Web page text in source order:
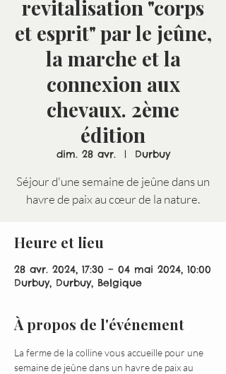
revitalisation "corps
et esprit" par le jeûne,
la marche et la
connexion aux
chevaux. 2ème
édition
dim. 28 avr.
  |
Durbuy
Séjour d'une semaine de jeûne dans un
havre de paix au cœur de la nature.
Heure et lieu
28 avr. 2024, 17:30 – 04 mai 2024, 10:00
Durbuy, Durbuy, Belgique
À propos de l'événement
La ferme de la colline vous accueille pour une
semaine de jeûne dans un havre de paix au